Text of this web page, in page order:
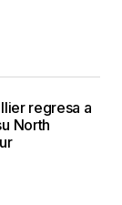
regresa a
North